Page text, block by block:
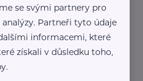
se svými partnery pro
Partneři tyto údaje
informacemi, které
získali v důsledku toho,